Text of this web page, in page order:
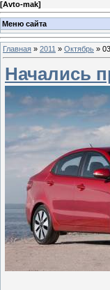
[Avto-mak]
Меню сайта
Главная » 2011 » Октябрь » 03
Начались